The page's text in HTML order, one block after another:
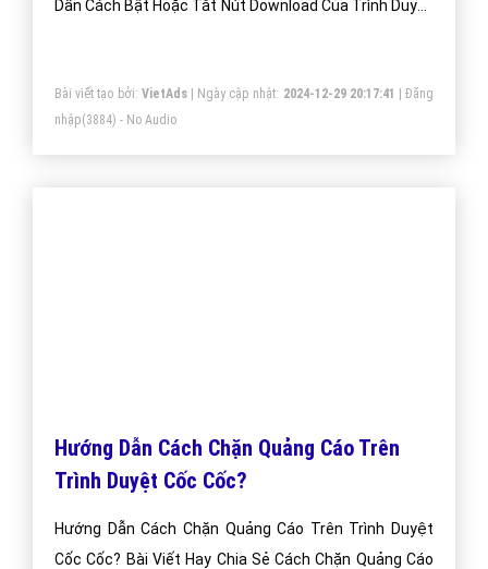
Dẫn Cách Bật Hoặc Tắt Nút Download Của Trình Duyệt
Bài viết tạo bởi: VietAds| Ngày cập nhật: 2024-12-29 20:17:41 |Đăng
nhập(3884) - No Audio
Hướng Dẫn Cách Chặn Quảng Cáo Trên
Trình Duyệt Cốc Cốc?
Hướng Dẫn Cách Chặn Quảng Cáo Trên Trình Duyệt
Cốc Cốc? Bài Viết Hay Chia Sẻ Cách Chặn Quảng Cáo